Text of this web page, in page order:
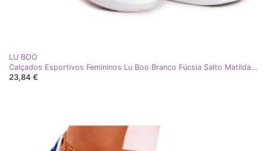
LU BOO
Calçados Esportivos Femininos Lu Boo Branco Fúcsia Salto Matilda rosa
23,84 €